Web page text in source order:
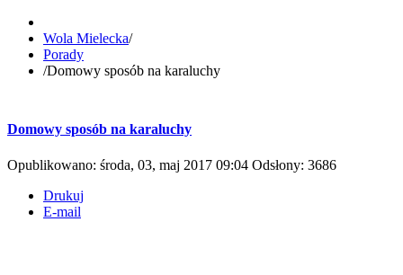
Wola Mielecka/
Porady
/Domowy sposób na karaluchy
Domowy sposób na karaluchy
Opublikowano: środa, 03, maj 2017 09:04 Odsłony: 3686
Drukuj
E-mail